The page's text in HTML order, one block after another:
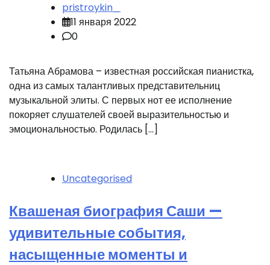
pristroykin_
11 января 2022
0
Татьяна Абрамова – известная российская пианистка,
одна из самых талантливых представительниц
музыкальной элиты. С первых нот ее исполнение
покоряет слушателей своей выразительностью и
эмоциональностью. Родилась […]
Uncategorised
Квашеная биография Саши —
удивительные события,
насыщенные моменты и